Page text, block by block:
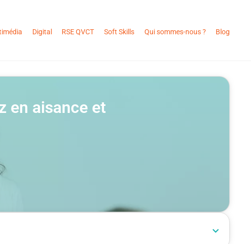
Digital RSE QVCT Soft Skills Qui sommes-nous ? Blog
en aisance et